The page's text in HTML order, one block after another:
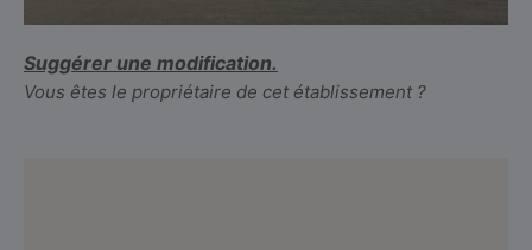
Suggérer une modification.
Vous êtes le propriétaire de cet établissement ?